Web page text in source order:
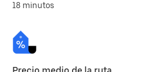
18 minutos